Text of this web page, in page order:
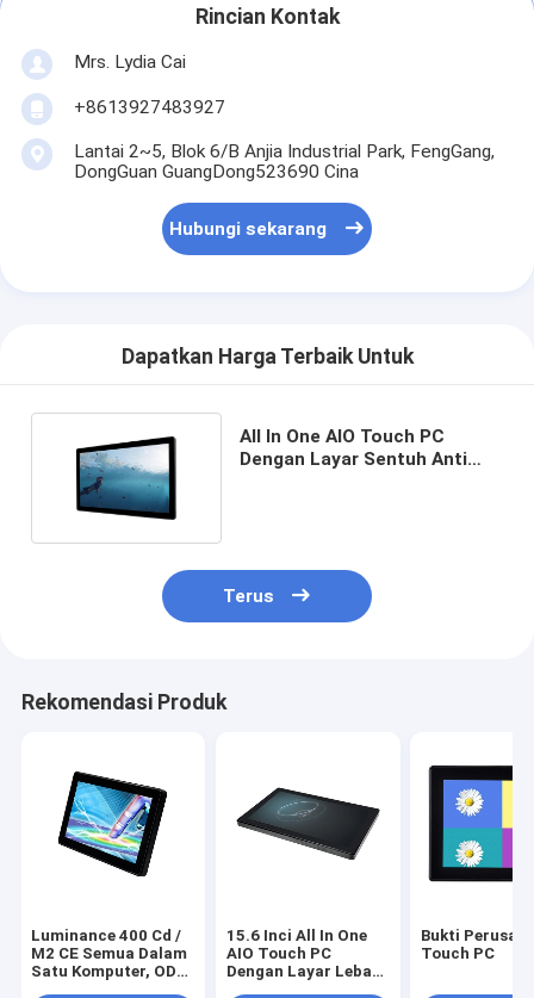
Rincian Kontak
Mrs. Lydia Cai
+8613927483927
Lantai 2~5, Blok 6/B Anjia Industrial Park, FengGang,
DongGuan GuangDong523690 Cina
Hubungi sekarang
Dapatkan Harga Terbaik Untuk
All In One AIO Touch PC
Dengan Layar Sentuh Anti
Terus
Rekomendasi Produk
Luminance 400 Cd /
M2 CE Semua Dalam
Satu Komputer, ODM
15.6 Inci All In One
AIO Touch PC
Dengan Layar Lebar
Bukti Perusak
Touch PC